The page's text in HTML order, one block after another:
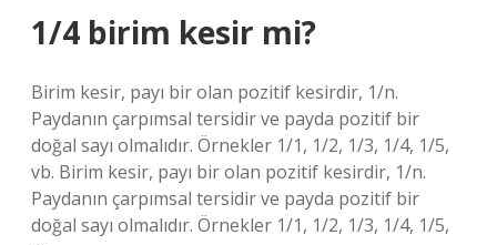
1/4 birim kesir mi?
Birim kesir, payı bir olan pozitif kesirdir, 1/n.
Paydanın çarpımsal tersidir ve payda pozitif bir
doğal sayı olmalıdır. Örnekler 1/1, 1/2, 1/3, 1/4, 1/5,
vb. Birim kesir, payı bir olan pozitif kesirdir, 1/n.
Paydanın çarpımsal tersidir ve payda pozitif bir
doğal sayı olmalıdır. Örnekler 1/1, 1/2, 1/3, 1/4, 1/5,